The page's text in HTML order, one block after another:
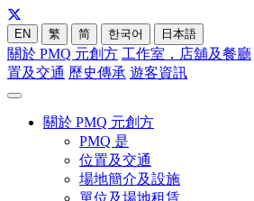
EN 繁 简 한국어 日本語
關於 PMQ 元創方 工作室，店舖及餐廳
置及交通 歷史傳承 遊客資訊
關於 PMQ 元創方
PMQ 是
位置及交通
場地簡介及設施
單位及場地租賃